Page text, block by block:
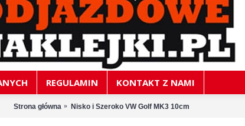
REGULAMIN KONTAKT Z NAMI
Strona główna Nisko i Szeroko VW Golf MK3 10cm